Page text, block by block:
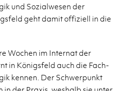
und Sozial­we­sen der
geht damit of­fiziell in die
Wochen im In­ter­nat der
in Königs­feld auch die Fach­
ken­nen. Der Schw­er­punkt